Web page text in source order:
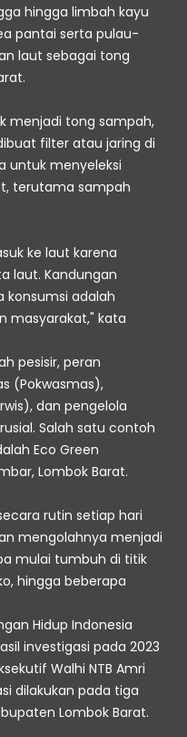
hingga limbah kayu
pantai serta pulau-
laut sebagai tong
menjadi tong sampah,
filter atau jaring di
untuk menyeleksi
terutama sampah
ke laut karena
laut. Kandungan
konsumsi adalah
masyarakat," kata
pesisir, peran
(Pokwasmas),
dan pengelola
Salah satu contoh
Eco Green
Lombok Barat.
rutin setiap hari
mengolahnya menjadi
mulai tumbuh di titik
hingga beberapa
Hidup Indonesia
investigasi pada 2023
Walhi NTB Amri
dilakukan pada tiga
Lombok Barat.